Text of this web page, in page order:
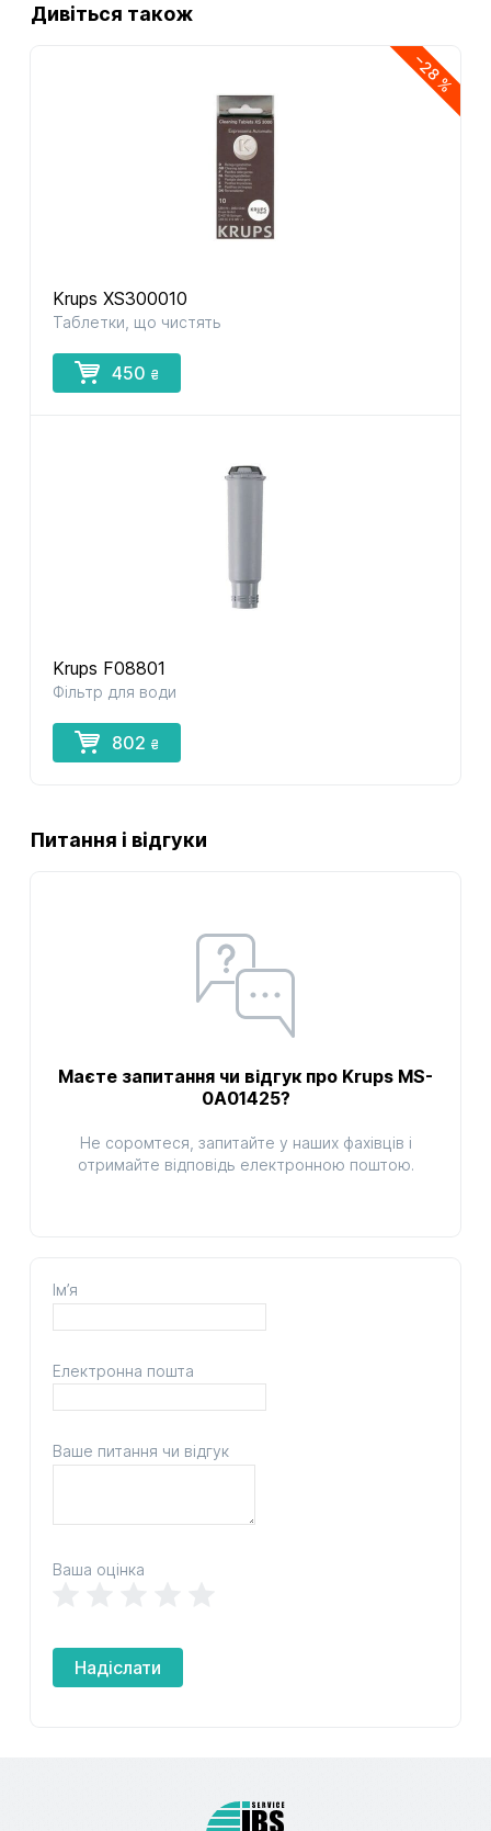
Дивіться також
Krups XS300010
Таблетки, що чистять
450 ₴
−28 %
Krups F08801
Фільтр для води
802 ₴
Питання і відгуки
Маєте запитання чи відгук про Krups MS-
0A01425?
Не соромтеся, запитайте у наших фахівців і
отримайте відповідь електронною поштою.
Ім’я
Електронна пошта
Ваше питання чи відгук
Ваша оцінка
Надіслати